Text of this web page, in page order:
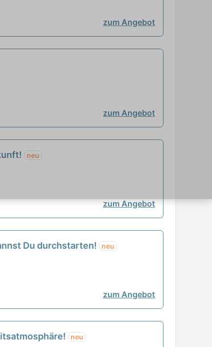
zum Angebot
zum Angebot
neu
zum Angebot
Du durchstarten! neu
zum Angebot
neu